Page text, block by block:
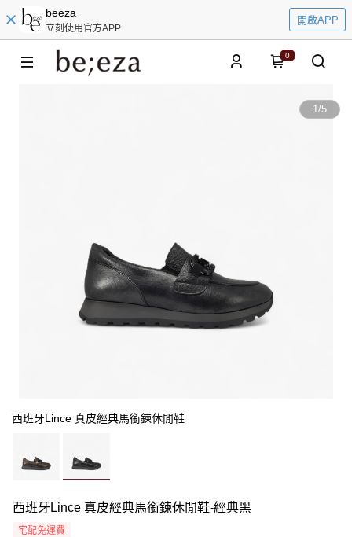
beeza
立刻使用官方APP
開啟APP
0
1/5
西班牙Lince 真皮經典馬銜鍊休閒鞋
西班牙Lince 真皮經典馬銜鍊休閒鞋-經典黑
宅配免運費